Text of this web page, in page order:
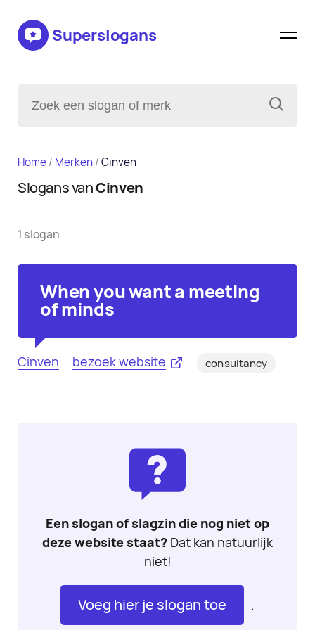
Superslogans
Home/ Merken/Cinven
Slogans vanCinven
1 slogan
When you want a meeting
of minds
Cinven bezoek website consultancy
Een slogan of slagzin die nog niet op
deze website staat? Dat kan natuurlijk
niet!
Voeg hier je slogan toe .